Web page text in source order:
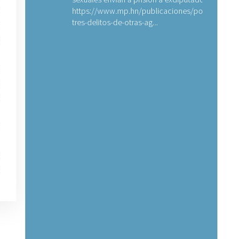
https://www.mp.hn/publicaciones/por-
tres-delitos-de-otras-ag...